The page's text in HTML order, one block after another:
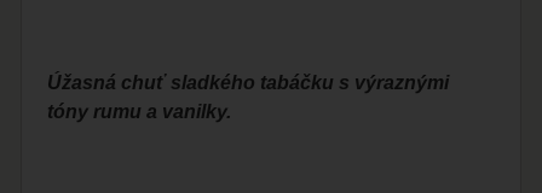
Úžasná chuť sladkého tabáčku s výraznými
tóny rumu a vanilky.